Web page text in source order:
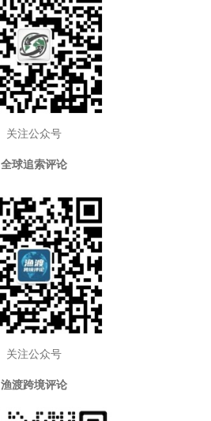
关注公众号
全球追索评论
关注公众号
渔渡跨境评论